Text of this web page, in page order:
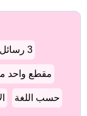
4 رسائل
مقطع واحد من1
حسب اللغة